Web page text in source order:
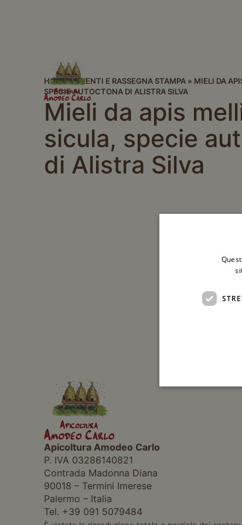
HOME»EVENTI E RASSEGNA STAMPA » MIELI DA
SPECIE AUTOCTONA DI ALISTRA SILVA
Mieli da apis
sicula, specie
di Alistra Silva
Apicoltura Amodeo Carlo
P. IVA 03286140821
Contrada Madonna Diana
90018 – Termini Imerese
Palermo – Italia
Tel. +39 091 5079484